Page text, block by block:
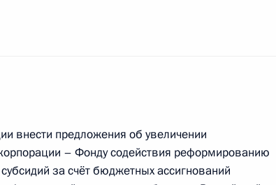
справедливости»
Совета по развитию физической
внести предложения об увеличении
– Фонду содействия реформированию
за счёт бюджетных ассигнований